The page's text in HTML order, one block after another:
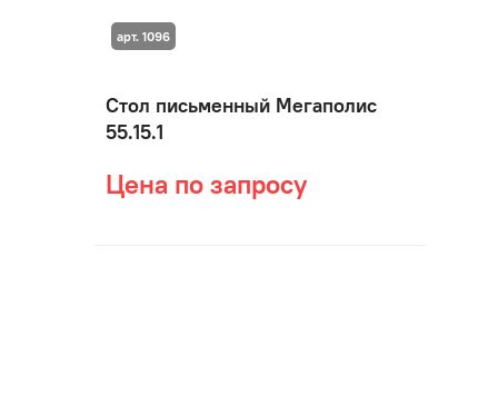
Стол письменный Мегаполис
55.15.1
Цена по запросу
арт. 1096